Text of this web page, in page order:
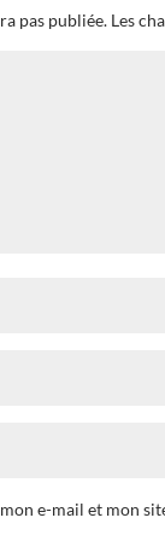
pas publiée. Les
e-mail et mon